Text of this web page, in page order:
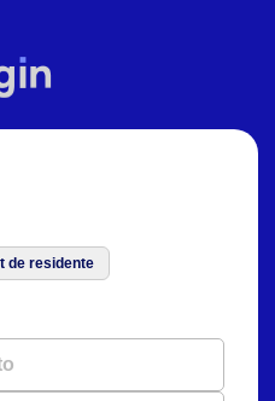
de residente